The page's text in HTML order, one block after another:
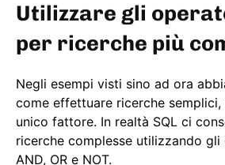
Utilizzare gli
per ricerche più
Negli esempi visti sino ad ora
come effettuare ricerche semplici,
unico fattore. In realtà SQL ci
ricerche complesse utilizzando
AND, OR e NOT.